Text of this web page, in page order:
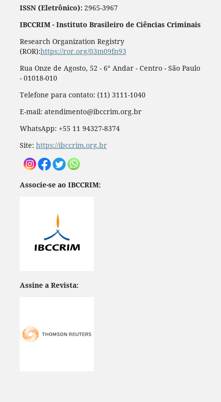
ISSN (Eletrônico): 2965-3967
IBCCRIM - Instituto Brasileiro de Ciências Criminais
Research Organization Registry
(ROR):https://ror.org/03m09fn93
Rua Onze de Agosto, 52 - 6° Andar - Centro - São Paulo
- 01018-010
Telefone para contato: (11) 3111-1040
E-mail: atendimento@ibccrim.org.br
WhatsApp: +55 11 94327-8374
Site: https://ibccrim.org.br
Associe-se ao IBCCRIM:
Assine a Revista: